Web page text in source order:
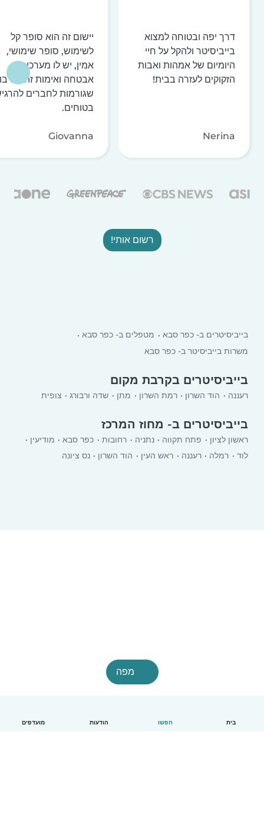
בית חפשו הודעות מועדפים
דרך יפה ובטוחה למצוא
בייביסיטר ולהקל על חיי
היומיום של אמהות ואבות
הזקוקים לעזרה בבית!
Nerina
יישום זה הוא סופר קל
לשימוש, סופר שימושי,
אמין, יש לו מערכות
אבטחה ואימות זהות
שגורמות לחברים
בטוחים.
Giovanna
רשום אותי!
בייביסיטרים ב- כפר סבא
מטפלים ב- כפר סבא
משרות בייביסיטר ב- כפר סבא
בייביסיטרים בקרבת מקום
רעננה הוד השרון רמת השרון מתן שדה ורבורג צופית
בייביסיטרים ב- מחוז המרכז
ראשון לציון פתח תקווה נתניה רחובות כפר סבא
מודיעין
לוד
רמלה רעננה ראש העין הוד השרון נס ציונה
מפה